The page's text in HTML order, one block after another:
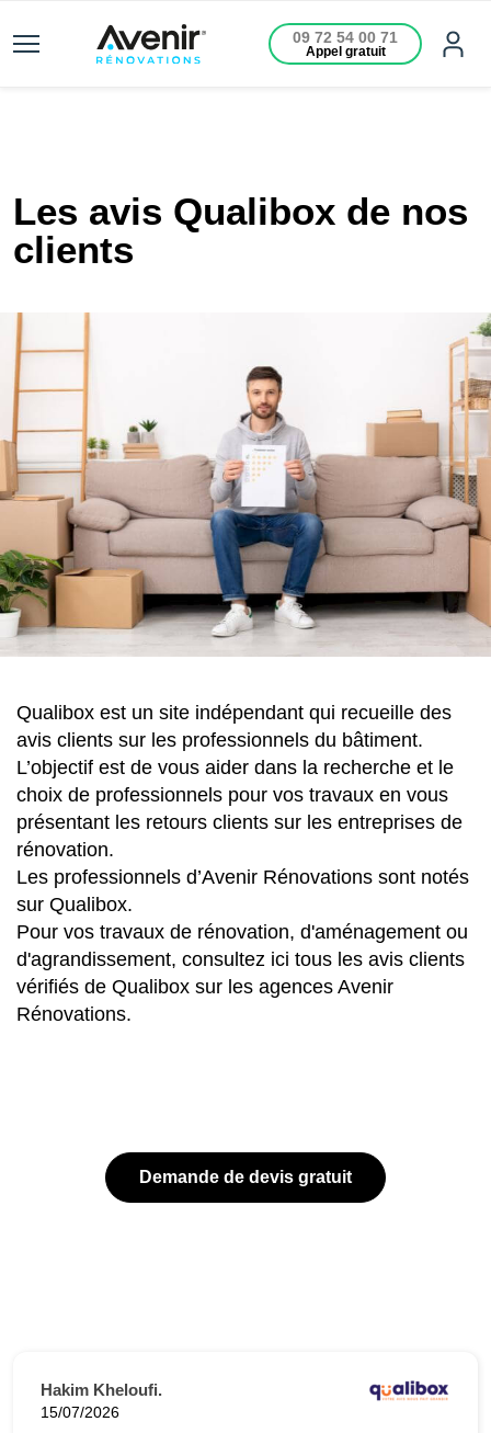
09 72 54 00 71
Appel gratuit
Les avis Qualibox de nos
clients
Qualibox est un site indépendant qui recueille des
avis clients sur les professionnels du bâtiment.
L’objectif est de vous aider dans la recherche et le
choix de professionnels pour vos travaux en vous
présentant les retours clients sur les entreprises de
rénovation.
Les professionnels d’Avenir Rénovations sont notés
sur Qualibox.
Pour vos travaux de rénovation, d'aménagement ou
d'agrandissement, consultez ici tous les avis clients
vérifiés de Qualibox sur les agences Avenir
Rénovations.
Demande de devis gratuit
Hakim Kheloufi.
15/07/2026